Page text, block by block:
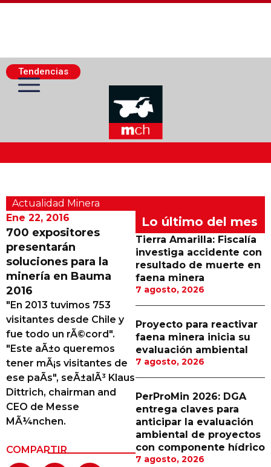
Tendencias
Actualidad Minera
Minería Superficie
Minerí­a Subterránea
Proveedores
Canal Digital
Columnas de Opinión
Designaciones
Calendario de Eventos
Revistas Digital
Siguenos
Actualidad Minera
Ene 22, 2016
700 expositores
presentarán
soluciones para la
minería en Bauma
2016
"En 2013 tuvimos 753
visitantes desde Chile y
fue todo un rÃ©cord".
"Este aÃ±o queremos
tener mÃ¡s visitantes de
ese paÃ­s", seÃ±alÃ³ Klaus
Dittrich, chairman and
CEO de Messe
MÃ¼nchen.
COMPARTIR
Lo último del mes
Tierra Amarilla: Fiscalía
investiga accidente con
resultado de muerte en
faena minera
7 agosto, 2026
Proyecto para reactivar
faena minera inicia su
evaluación ambiental
7 agosto, 2026
PerProMin 2026: DGA
entrega claves para
anticipar la evaluación
ambiental de proyectos
con componente hídrico
7 agosto, 2026